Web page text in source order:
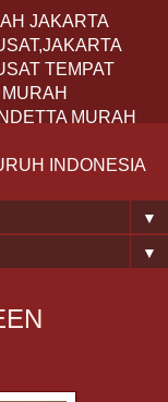
JAKARTA
TEMPAT
MURAH
INDONESIA
▼
▼